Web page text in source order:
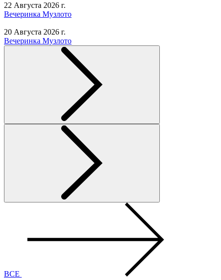
22 Августа 2026 г.
Вечеринка Музлото
20 Августа 2026 г.
Вечеринка Музлото
ВСЕ